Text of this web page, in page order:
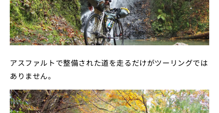
アスファルトで整備された道を走るだけがツーリングでは
ありません。